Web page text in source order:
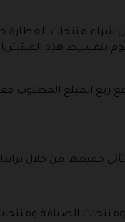
شراء منتجات
هذه المشتريات
المبلغ المطلوب
جميعها من خلال
ومنتجات الضيافة